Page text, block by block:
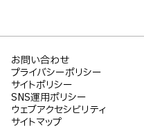
お問い合わせ
プライバシーポリシー
サイトポリシー
SNS運用ポリシー
ウェブアクセシビリティ
サイトマップ